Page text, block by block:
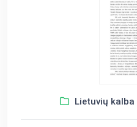
Lietuvių kalba